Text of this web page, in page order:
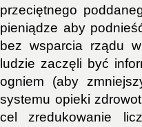
przeciętnego
pieniądze aby
bez wsparcia rządu
ludzie zaczęli być
ogniem (aby
systemu opieki
cel zredukowanie